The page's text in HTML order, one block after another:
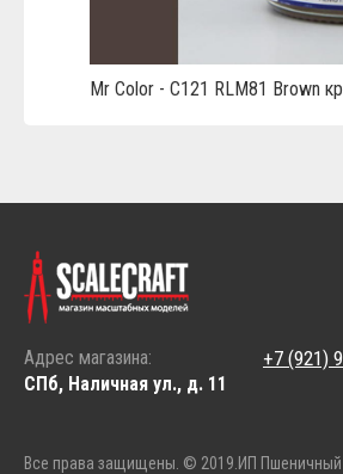
Mr Color - C121 RLM81 Brown
Адрес магазина:
СПб, Наличная ул., д. 11
+7 (921)
Все права защищены. © 2019. ИП